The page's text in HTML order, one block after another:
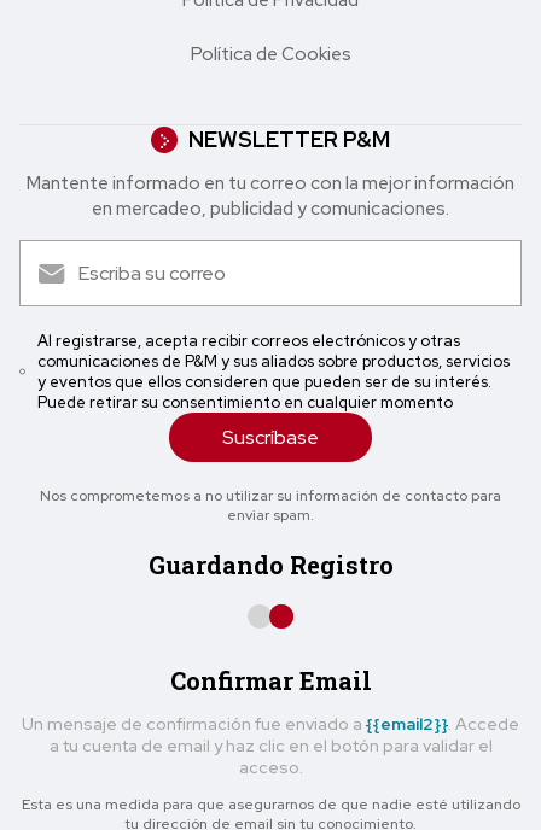
Política de Cookies
NEWSLETTER P&M
Mantente informado en tu correo con la mejor in formación
en mercadeo, publicidad y comunicaciones.
Al registrarse, acepta recibir correos electrónicos y otras
comunicaciones de P&M y sus aliados sobre productos, servicios
y eventos que ellos consideren que pueden ser de su interés.
Puede retirar su consentimiento en cualquier momento
Suscríbase
Nos comprometemos a no utilizar su información de contacto para
enviar spam.
Guardando Registro
Confirmar Email
Un mensaje de confirmación fue enviado a {{email2}} . Accede
a tu cuenta de email y haz clic en el botón para validar el
acceso.
Esta es una medida para que asegurarnos de que nadie esté utilizando
tu dirección de email sin tu conocimiento.